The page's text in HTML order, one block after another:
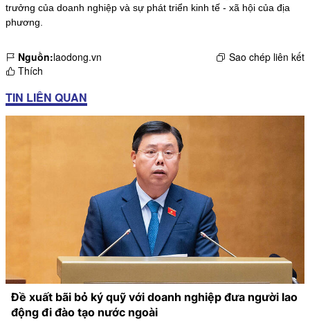
trưởng của doanh nghiệp và sự phát triển kinh tế - xã hội của địa
phương.
Nguồn:laodong.vn
Sao chép liên kết
Thích
TIN LIÊN QUAN
Đề xuất bãi bỏ ký quỹ với doanh nghiệp đưa người lao
động đi đào tạo nước ngoài